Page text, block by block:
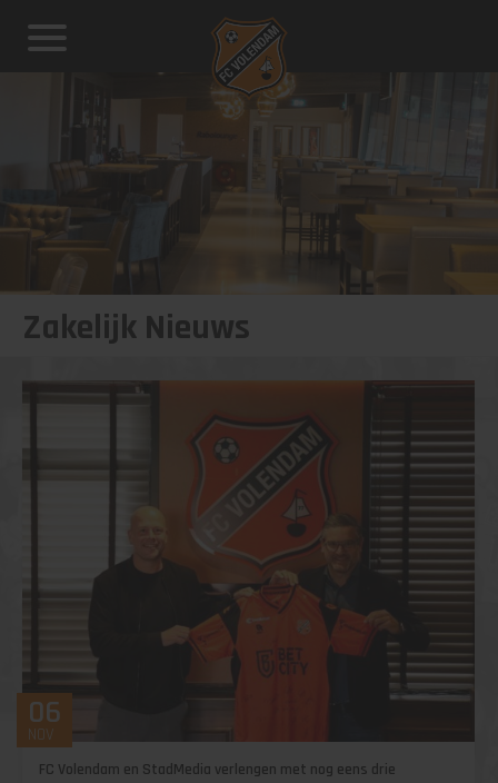
Zakelijk Nieuws
06
NOV
FC Volendam en StadMedia verlengen met nog eens drie